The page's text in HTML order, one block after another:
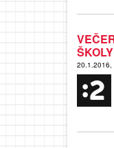
ŠKOLY
20.1.2016,